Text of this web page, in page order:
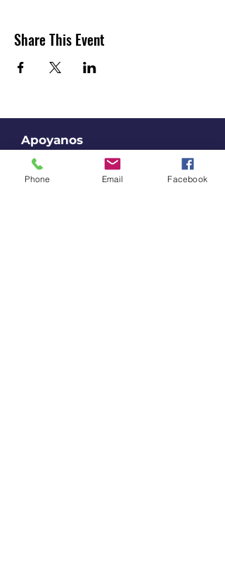
Share This Event
Apoyanos
Al apoyar nuestro trabajo, estás
promoviendo el liderazgo latin@
Phone Email Facebook